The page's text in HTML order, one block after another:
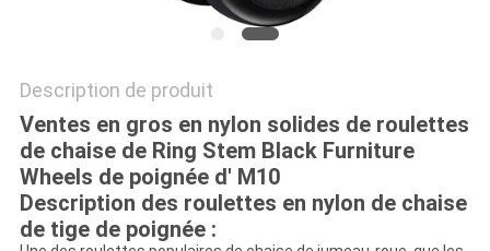
Description de produit
Ventes en gros en nylon solides de roulettes
de chaise de Ring Stem Black Furniture
Wheels de poignée d' M10
Description des roulettes en nylon de chaise
de tige de poignée :